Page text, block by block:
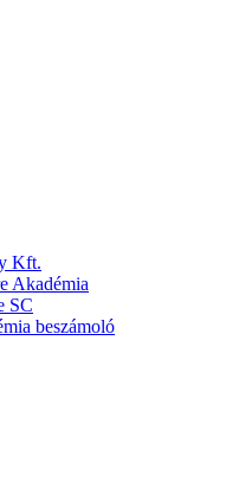
Kft.
Akadémia
SC
beszámoló